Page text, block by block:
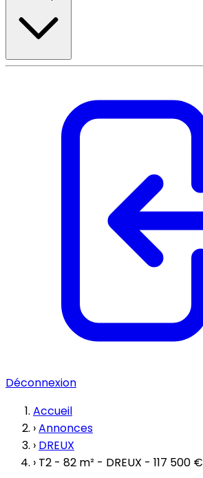
Déconnexion
Accueil
›Annonces
› DREUX
› T2 - 82 m² - DREUX - 117 500 €